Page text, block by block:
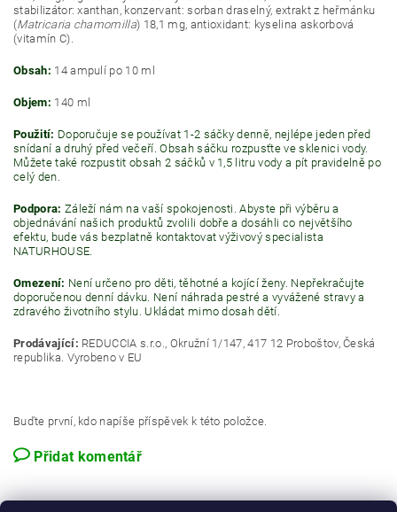
stabilizátor: xanthan, konzervant: sorban draselný, extrakt z heřmánku
(Matricaria chamomilla) 18,1 mg, antioxidant: kyselina askorbová
(vitamín C).
Obsah: 14 ampulí po 10 ml
Objem: 140 ml
Použití: Doporučuje se používat 1-2 sáčky denně, nejlépe jeden před
snídaní a druhý před večeří. Obsah sáčku rozpusťte ve sklenici vody.
Můžete také rozpustit obsah 2 sáčků v 1,5 litru vody a pít pravidelně po
celý den.
Podpora: Záleží nám na vaší spokojenosti. Abyste při výběru a
objednávání našich produktů zvolili dobře a dosáhli co největšího
efektu, bude vás bezplatně kontaktovat výživový specialista
NATURHOUSE.
Omezení: Není určeno pro děti, těhotné a kojící ženy. Nepřekračujte
doporučenou denní dávku. Není náhrada pestré a vyvážené stravy a
zdravého životního stylu. Ukládat mimo dosah dětí.
Prodávající: REDUCCIA s.r.o., Okružní 1/147, 417 12 Proboštov, Česká
republika. Vyrobeno v EU
Buďte první, kdo napíše příspěvek k této položce.
Přidat komentář